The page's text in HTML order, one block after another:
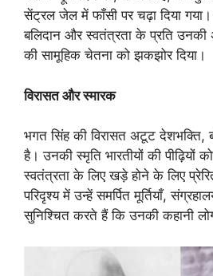
सेंट्रल जेल में फाँसी पर चढ़ा दिया
बलिदान और स्वतंत्रता के प्रति उनकी
की सामूहिक चेतना को झकझोर दिया।
विरासत और स्मारक
भगत सिंह की विरासत अटूट देशभक्ति,
है। उनकी स्मृति भारतीयों की पीढ़ियों
स्वतंत्रता के लिए खड़े होने के लिए
परिदृश्य में उन्हें समर्पित मूर्तियाँ,
सुनिश्चित करते हैं कि उनकी कहानी